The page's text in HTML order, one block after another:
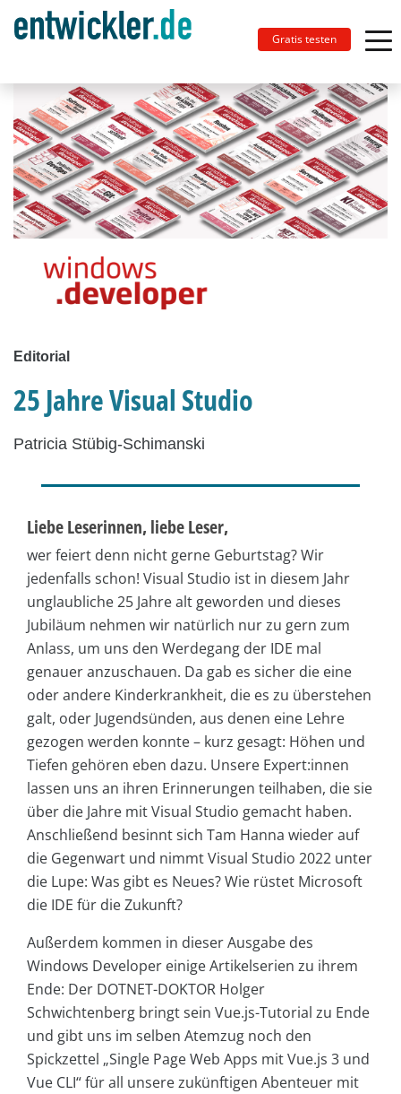
Gratis testen
Editorial
25 Jahre Visual Studio
Patricia Stübig-Schimanski
Liebe Leserinnen, liebe Leser,
wer feiert denn nicht gerne Geburtstag? Wir
jedenfalls schon! Visual Studio ist in diesem Jahr
unglaubliche 25 Jahre alt geworden und dieses
Jubiläum nehmen wir natürlich nur zu gern zum
Anlass, um uns den Werdegang der IDE mal
genauer anzuschauen. Da gab es sicher die eine
oder andere Kinderkrankheit, die es zu überstehen
galt, oder Jugendsünden, aus denen eine Lehre
gezogen werden konnte – kurz gesagt: Höhen und
Tiefen gehören eben dazu. Unsere Expert:innen
lassen uns an ihren Erinnerungen teilhaben, die sie
über die Jahre mit Visual Studio gemacht haben.
Anschließend besinnt sich Tam Hanna wieder auf
die Gegenwart und nimmt Visual Studio 2022 unter
die Lupe: Was gibt es Neues? Wie rüstet Microsoft
die IDE für die Zukunft?
Außerdem kommen in dieser Ausgabe des
Windows Developer einige Artikelserien zu ihrem
Ende: Der DOTNET-DOKTOR Holger
Schwichtenberg bringt sein Vue.js-Tutorial zu Ende
und gibt uns im selben Atemzug noch den
Spickzettel „Single Page Web Apps mit Vue.js 3 und
Vue CLI“ für all unsere zukünftigen Abenteuer mit